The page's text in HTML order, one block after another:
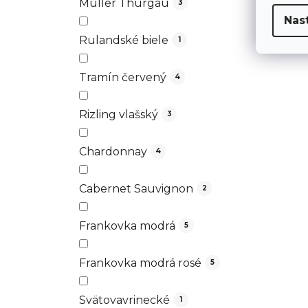
Muller Thurgau 3
Rulandské biele 1
Tramín červený 4
Rizling vlašský 3
Chardonnay 4
Cabernet Sauvignon 2
Frankovka modrá 5
Frankovka modrá rosé 5
Svätovavrinecké 1